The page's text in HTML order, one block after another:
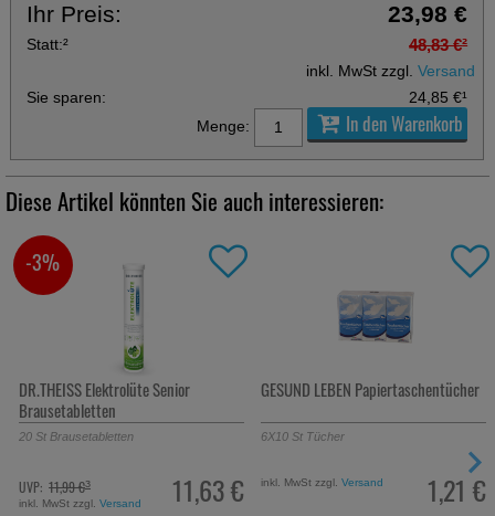
Ihr Preis: 23,98 €
Statt:² 48,83 €²
inkl. MwSt zzgl.Versand
Sie sparen:
24,85 €¹
Menge:
In den Warenkorb
Diese Artikel könnten Sie auch interessieren:
DR.THEISS Elektrolüte Senior
Brausetabletten
20 St Brausetabletten
11,63 €
UVP: 11,99 €³
inkl. MwSt zzgl.Versand
-3%
GESUND LEBEN Papiertaschentücher
6X10 St Tücher
1,21 €
inkl. MwSt zzgl.Versand